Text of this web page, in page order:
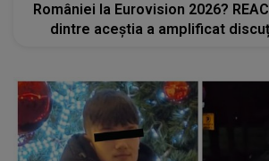
României la Eurovision 2026?
dintre aceștia a amplificat